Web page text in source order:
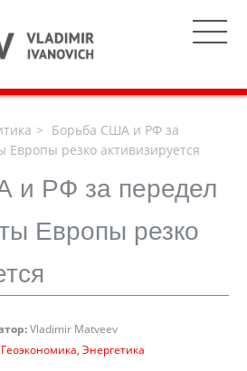
Борьба США и РФ за
Европы резко активизируется
и РФ за передел
Европы резко
Vladimir Matveev
Геоэкономика Энергетика